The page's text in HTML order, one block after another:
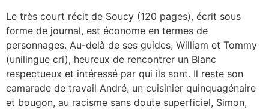
Le très court récit de Soucy (120 pages), écrit sous
forme de journal, est économe en termes de
personnages. Au-delà de ses guides, William et Tommy
(unilingue cri), heureux de rencontrer un Blanc
respectueux et intéressé par qui ils sont. Il reste son
camarade de travail André, un cuisinier quinquagénaire
et bougon, au racisme sans doute superficiel, Simon,